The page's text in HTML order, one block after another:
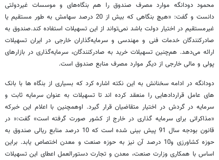
محمود دودانگه موارد مصرف صندوق را هم بنگاه‌های و موسسات غیردولتی
دانست و گفت: «هیچ بنگاهی که بیش از 20 درصد سهامش به طور مستقیم یا
غیرمستقیم در اختیار دولت باشد نمی‌تواند از این تسهیلات استفاده کند.صندوق به
صادرکنندگان خدمات فنی و مهندسی و سرمایه‌گذاران خارجی در ایران تسهیلات
ارائه می‌دهد. هم‌چنین تسهیلات خرید به صادرکنندگان، سرمایه‌گذاری در بازارهای
پولی و مالی خارجی از دیگر موارد مصرف منابع صندوق است.
دودانگه در ادامه سخنانش به این نکته اشاره کرد که بسیاری از بنگاه ها با بانک
های عامل قراردادهایی را منعقد کرده اند تا تسهیلات به عنوان سرمایه ثابت و
سرمایه در گردش در اختیار متقاضیان قرار گیرد. اوهمچنین با اعلام این خبرکه
«مذاکراتی برای سرمایه گذاری در خارج از کشور صورت گرفته است» گفت:« در
قانون بودجه سال 91 پیش بینی شده است که 10 درصد منابع ریالی صندوق به
حوزه کشاورزی و10 درصد آن نیز به حوزه صنعت و معدن اختصاص یابد. براین
اساس با همکاری وزارت صنعت، معدن و تجارت دستورالعمل اعطای این تسهیلات